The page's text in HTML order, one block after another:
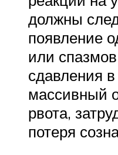
должны
появление
или
сдавления
массивный
рвота,
потеря